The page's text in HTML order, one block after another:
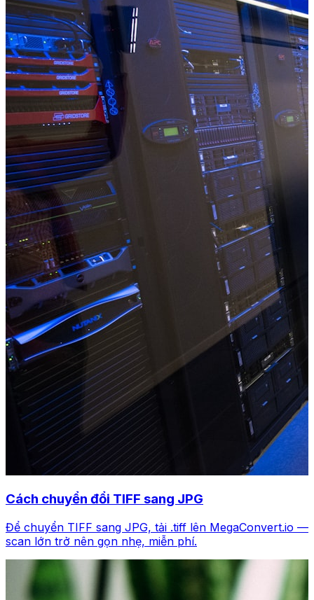
Cách chuyển đổi TIFF sang JPG
Để chuyển TIFF sang JPG, tải .tiff lên MegaConvert.io —
scan lớn trở nên gọn nhẹ, miễn phí.